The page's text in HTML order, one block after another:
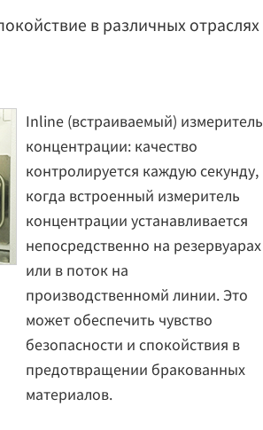
в различных отраслях
Inline (встраиваемый) измеритель
концентрации: качество
контролируется каждую секунду,
когда встроенный измеритель
концентрации устанавливается
непосредственно на резервуарах
или в поток на
производственномй линии. Это
может обеспечить чувство
безопасности и спокойствия в
предотвращении бракованных
материалов.